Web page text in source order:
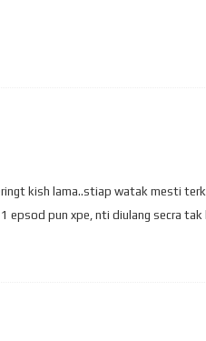
kish lama..stiap watak mesti
epsod pun xpe, nti diulang secra